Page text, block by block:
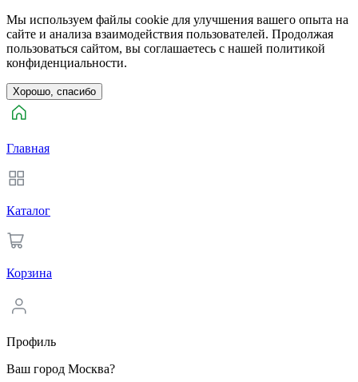
Мы используем файлы cookie для улучшения вашего опыта на
сайте и анализа взаимодействия пользователей. Продолжая
пользоваться сайтом, вы соглашаетесь с нашей политикой
конфиденциальности.
Хорошо, спасибо
Главная
Каталог
Корзина
Профиль
Ваш город Москва?